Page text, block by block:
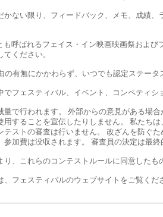
かない限り、フィードバック、メモ、成績
呼ばれるフェイス・イン映画映画祭およ
ください。
有無にかかわらず、いつでも認定ステータ
でフェスティバル、イベント、コンペティ
で行われます。 外部からの意見がある場
用することを宣伝したりしません。 私たち
テストの審査は行いません。 改ざんを防ぐ
加費は没収されます。 審査員の決定は最終
、これらのコンテストルールに同意したも
フェスティバルのウェブサイトをご覧くだ